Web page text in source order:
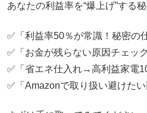
あなたの利益率を“爆上げ”する
✅「利益率50％が常識！秘密の
✅「お金が残らない原因チェッ
✅「省エネ仕入れ→高利益家電
✅「Amazonで取り扱い避けたい